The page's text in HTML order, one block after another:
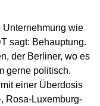
Unternehmung wie
sagt: Behauptung.
der Berliner, wo es
gerne politisch.
einer Überdosis
Rosa-Luxemburg-